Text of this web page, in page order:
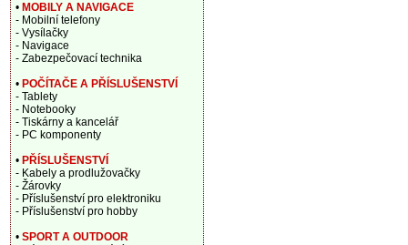
• MOBILY A NAVIGACE
- Mobilní telefony
- Vysílačky
- Navigace
- Zabezpečovací technika
• POČÍTAČE A PŘÍSLUŠENSTVÍ
- Tablety
- Notebooky
- Tiskárny a kancelář
- PC komponenty
• PŘÍSLUŠENSTVÍ
- Kabely a prodlužovačky
- Žárovky
- Příslušenství pro elektroniku
- Příslušenství pro hobby
• SPORT A OUTDOOR